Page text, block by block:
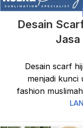
Desain
Desain scarf
menjadi kunci
fashion